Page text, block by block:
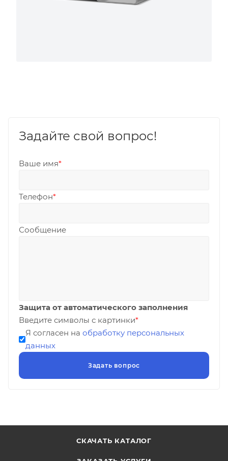
Задайте свой вопрос!
Ваше имя*
Телефон*
Сообщение
Защита от автоматического заполнения
Введите символы с картинки*
Я согласен на обработку персональных
данных
СКАЧАТЬ КАТАЛОГ